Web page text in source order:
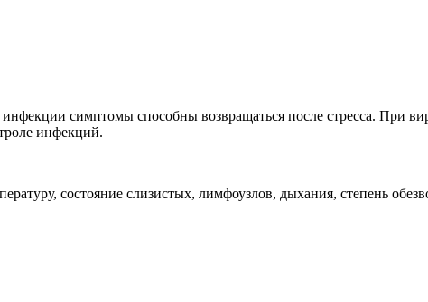
симптомы способны возвращаться после стресса. При
инфекций.
состояние слизистых, лимфоузлов, дыхания, степень